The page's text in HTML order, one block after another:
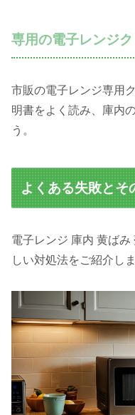
専用の電子レンジ
市販の電子レンジ専用
明書をよく読み、庫内
う。
よくある失敗とそ
電子レンジ 庫内 黄ば
しい対処法をご紹介しま